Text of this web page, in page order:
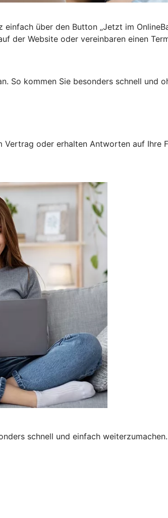
über den Button „Jetzt im
der Website oder vereinbaren einen
So kommen Sie besonders schnell und
oder erhalten Antworten auf Ihre
schnell und einfach weiterzumachen.